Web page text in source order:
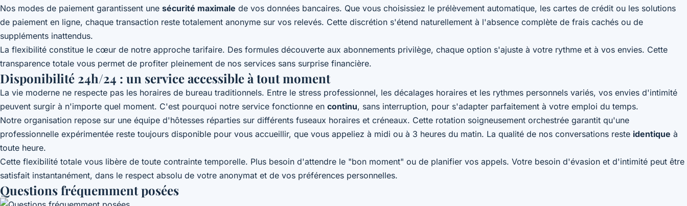
Nos modes de paiement garantissent une sécurité maximale de vos données bancaires. Que vous choisissiez le prélèvement automatique, les cartes de crédit ou les solutions
de paiement en ligne, chaque transaction reste totalement anonyme sur vos relevés. Cette discrétion s'étend naturellement à l'absence complète de frais cachés ou de
suppléments inattendus.
La flexibilité constitue le cœur de notre approche tarifaire. Des formules découverte aux abonnements privilège, chaque option s'ajuste à votre rythme et à vos envies. Cette
transparence totale vous permet de profiter pleinement de nos services sans surprise financière.
Disponibilité 24h/24 : un service accessible à tout moment
La vie moderne ne respecte pas les horaires de bureau traditionnels. Entre le stress professionnel, les décalages horaires et les rythmes personnels variés, vos envies d'intimité
peuvent surgir à n'importe quel moment. C'est pourquoi notre service fonctionne en continu, sans interruption, pour s'adapter parfaitement à votre emploi du temps.
Notre organisation repose sur une équipe d'hôtesses réparties sur différents fuseaux horaires et créneaux. Cette rotation soigneusement orchestrée garantit qu'une
professionnelle expérimentée reste toujours disponible pour vous accueillir, que vous appeliez à midi ou à 3 heures du matin. La qualité de nos conversations reste identique à
toute heure.
Cette flexibilité totale vous libère de toute contrainte temporelle. Plus besoin d'attendre le "bon moment" ou de planifier vos appels. Votre besoin d'évasion et d'intimité peut être
satisfait instantanément, dans le respect absolu de votre anonymat et de vos préférences personnelles.
Questions fréquemment posées